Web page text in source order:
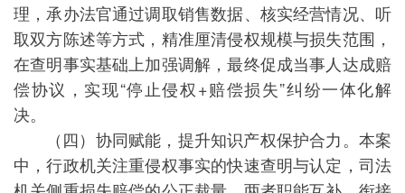
理，承办法官通过调取销售数据、核实经营情况、听
取双方陈述等方式，精准厘清侵权规模与损失范围，
在查明事实基础上加强调解，最终促成当事人达成赔
偿协议，实现“停止侵权+赔偿损失”纠纷一体化解
决。
（四）协同赋能，提升知识产权保护合力。本案
中，行政机关注重侵权事实的快速查明与认定，司法